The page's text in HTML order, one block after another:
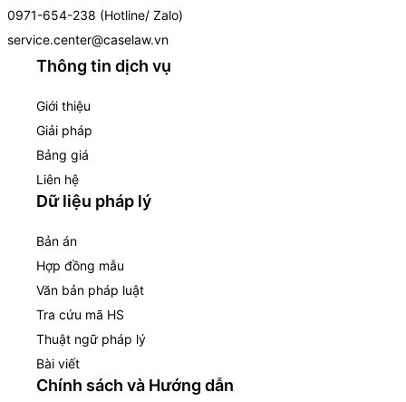
0971-654-238 (Hotline/ Zalo)
service.center@caselaw.vn
Thông tin dịch vụ
Giới thiệu
Giải pháp
Bảng giá
Liên hệ
Dữ liệu pháp lý
Bản án
Hợp đồng mẫu
Văn bản pháp luật
Tra cứu mã HS
Thuật ngữ pháp lý
Bài viết
Chính sách và Hướng dẫn